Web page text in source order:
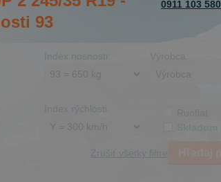
93
0911 103 580
Výrobca:
Skladom
Zrušiť všetky filtre